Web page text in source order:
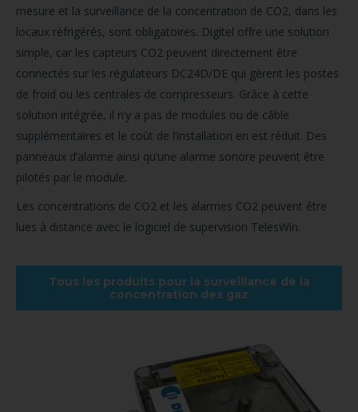
mesure et la surveillance de la concentration de CO2, dans les
locaux réfrigérés, sont obligatoires. Digitel offre une solution
simple, car les capteurs CO2 peuvent directement être
connectés sur les régulateurs DC24D/DE qui gèrent les postes
de froid ou les centrales de compresseurs. Grâce à cette
solution intégrée, il n’y a pas de modules ou de câble
supplémentaires et le coût de l’installation en est réduit. Des
panneaux d’alarme ainsi qu’une alarme sonore peuvent être
pilotés par le module.
Les concentrations de CO2 et les alarmes CO2 peuvent être
lues à distance avec le logiciel de supervision TelesWin.
Tous les produits pour la surveillance de la
concentration des gaz